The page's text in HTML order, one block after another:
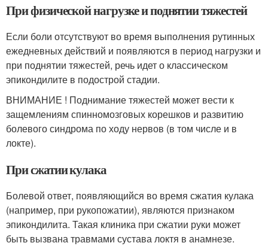
При физической нагрузке и поднятии тяжестей
Если боли отсутствуют во время выполнения рутинных
ежедневных действий и появляются в период нагрузки и
при поднятии тяжестей, речь идет о классическом
эпикондилите в подострой стадии.
ВНИМАНИЕ ! Поднимание тяжестей может вести к
защемлениям спинномозговых корешков и развитию
болевого синдрома по ходу нервов (в том числе и в
локте).
При сжатии кулака
Болевой ответ, появляющийся во время сжатия кулака
(например, при рукопожатии), являются признаком
эпикондилита. Такая клиника при сжатии руки может
быть вызвана травмами сустава локтя в анамнезе.